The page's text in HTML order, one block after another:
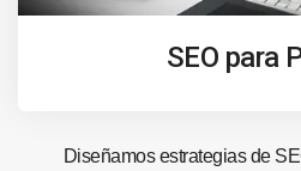
SEO para
Diseñamos estrategias de